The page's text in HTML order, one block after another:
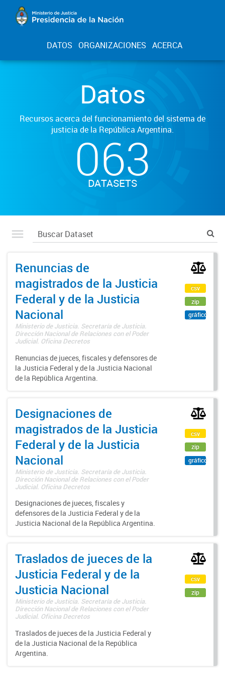
DATOS ORGANIZACIONES ACERCA
Datos
Recursos acerca del funcionamiento del sistema de
justicia de la República Argentina.
063
DATASETS
Renuncias de
magistrados de la Justicia
Federal y de la Justicia
Nacional
Ministerio de Justicia. Secretaría de Justicia.
Dirección Nacional de Relaciones con el Poder
Judicial. Oficina Decretos
Renuncias de jueces, fiscales y defensores de
la Justicia Federal y de la Justicia Nacional
de la República Argentina.
csv
zip
gráfico
Designaciones de
magistrados de la Justicia
Federal y de la Justicia
Nacional
Ministerio de Justicia. Secretaría de Justicia.
Dirección Nacional de Relaciones con el Poder
Judicial. Oficina Decretos
Designaciones de jueces, fiscales y
defensores de la Justicia Federal y de la
Justicia Nacional de la República Argentina.
csv
zip
gráfico
Traslados de jueces de la
Justicia Federal y de la
Justicia Nacional
Ministerio de Justicia. Secretaría de Justicia.
Dirección Nacional de Relaciones con el Poder
Judicial. Oficina Decretos
Traslados de jueces de la Justicia Federal y
de la Justicia Nacional de la República
Argentina.
csv
zip